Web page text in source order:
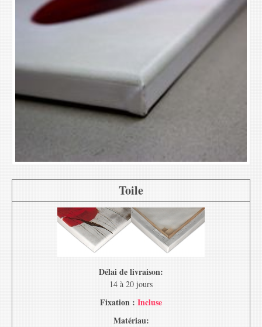
Toile
Délai de livraison:
14 à 20 jours
Fixation : Incluse
Matériau: